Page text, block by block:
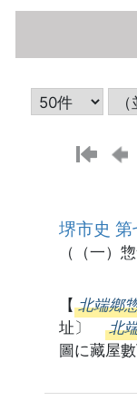
堺市史 第
（（一）
【 北端鄕
址〕 北
圖に藏屋